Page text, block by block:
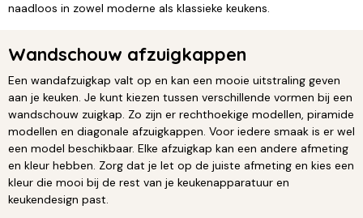
naadloos in zowel moderne als klassieke keukens.
Wandschouw afzuigkappen
Een wandafzuigkap valt op en kan een mooie uitstraling geven
aan je keuken. Je kunt kiezen tussen verschillende vormen bij een
wandschouw zuigkap. Zo zijn er rechthoekige modellen, piramide
modellen en diagonale afzuigkappen. Voor iedere smaak is er wel
een model beschikbaar. Elke afzuigkap kan een andere afmeting
en kleur hebben. Zorg dat je let op de juiste afmeting en kies een
kleur die mooi bij de rest van je keukenapparatuur en
keukendesign past.